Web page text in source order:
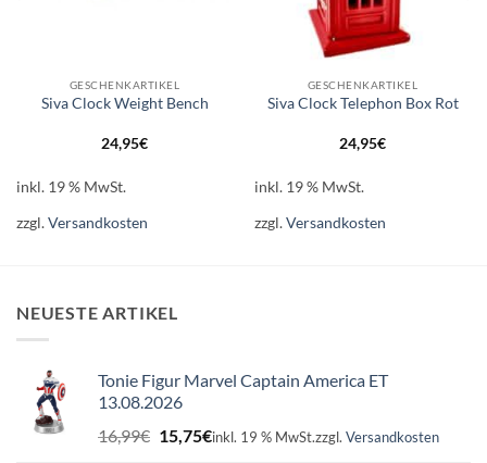
GESCHENKARTIKEL
Siva Clock Weight Bench
24,95€
inkl. 19 % MwSt.
zzgl.Versandkosten
GESCHENKARTIKEL
Siva Clock Telephon Box Rot
24,95€
inkl. 19 % MwSt.
zzgl.Versandkosten
NEUESTE ARTIKEL
Tonie Figur Marvel Captain America ET
13.08.2026
16,99€ Ursprünglicher
Preis
15,75€Aktueller
inkl. 19 % MwSt.zzgl. Versandkosten